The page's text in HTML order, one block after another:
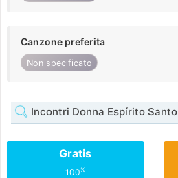
Canzone preferita
Non specificato
Incontri Donna Espírito Santo
Gratis
100%